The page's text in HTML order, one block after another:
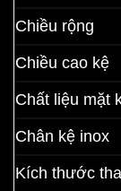
Chiều rộng
Chiều cao kệ
Chất liệu mặt
Chân kệ inox
Kích thước